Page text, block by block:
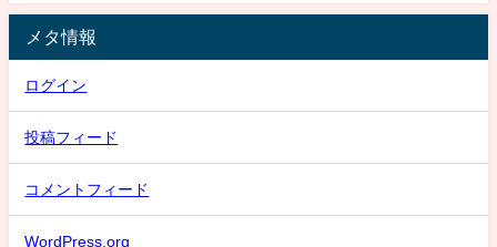
メタ情報
ログイン
投稿フィード
コメントフィード
WordPress.org